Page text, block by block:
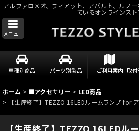
アルファロメオ、フィアット、アバルト、ルノ
ているオンラインスト
メニュー
車種別商品 パーツ別製品 ご利用案内 取付
ホーム > ■アクセサリー > LED商品
>
【生産終了】TEZZO 16LEDルームランプ for
【生産終了】TEZZO 16LEDル